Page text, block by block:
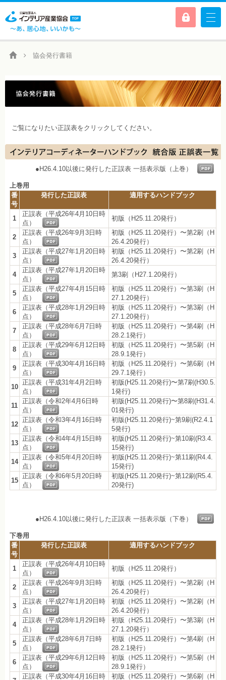
協会発行書籍
ご覧になりたい正誤表をクリックしてください。
●H26.4.10以後に発行した正誤表 一括表示版（上巻）
上巻用
番
号
発行した正誤表 適用するハンドブック
1
正誤表（平成26年4月10日時
点）
初版（H25.11.20発行）
2
正誤表（平成26年9月3日時
点）
初版（H25.11.20発行）〜第2刷（H
26.4.20発行）
3
正誤表（平成27年1月20日時
点）
初版（H25.11.20発行）〜第2刷（H
26.4.20発行）
4
正誤表（平成27年1月20日時
点）
第3刷（H27.1.20発行）
5
正誤表（平成27年4月15日時
点）
初版（H25.11.20発行）〜第3刷（H
27.1.20発行）
6
正誤表（平成28年1月29日時
点）
初版（H25.11.20発行）〜第3刷（H
27.1.20発行）
7
正誤表（平成28年6月7日時
点）
初版（H25.11.20発行）〜第4刷（H
28.2.1発行）
8
正誤表（平成29年6月12日時
点）
初版（H25.11.20発行）〜第5刷（H
28.9.1発行）
9
正誤表（平成30年4月16日時
点）
初版（H25.11.20発行）〜第6刷（H
29.7.1発行）
10
正誤表（平成31年4月2日時
点）
初版(H25.11.20発行)〜第7刷(H30.5.
1発行)
11
正誤表（令和2年4月6日時
点）
初版(H25.11.20発行)〜第8刷(H31.4.
01発行)
12
正誤表（令和3年4月16日時
点）
初版(H25.11.20発行)~第9刷(R2.4.1
5発行)
13
正誤表（令和4年4月15日時
点）
初版(H25.11.20発行)~第10刷(R3.4.
15発行)
14
正誤表（令和5年4月20日時
点）
初版(H25.11.20発行)~第11刷(R4.4.
15発行)
15
正誤表（令和6年5月20日時
点）
初版(H25.11.20発行)~第12刷(R5.4.
20発行)
●H26.4.10以後に発行した正誤表 一括表示版（下巻）
下巻用
番
号
発行した正誤表 適用するハンドブック
1
正誤表（平成26年4月10日時
点）
初版（H25.11.20発行）
2
正誤表（平成26年9月3日時
点）
初版（H25.11.20発行）〜第2刷（H
26.4.20発行）
3
正誤表（平成27年1月20日時
点）
初版（H25.11.20発行）〜第2刷（H
26.4.20発行）
4
正誤表（平成28年1月29日時
点）
初版（H25.11.20発行）〜第3刷（H
27.1.20発行）
5
正誤表（平成28年6月7日時
点）
初版（H25.11.20発行）〜第4刷（H
28.2.1発行）
6
正誤表（平成29年6月12日時
点）
初版（H25.11.20発行）〜第5刷（H
28.9.1発行）
正誤表（平成30年4月16日時 初版（H25.11.20発行）〜第6刷（H